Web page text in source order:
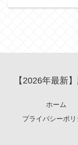
【2026年最新
ホーム
プライバシーポリ